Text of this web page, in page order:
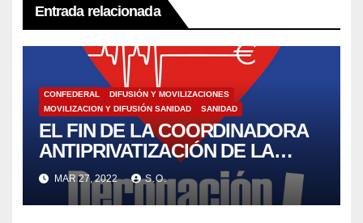
Entrada relacionada
CONFEDERAL
DIFUSIÓN Y MOVILIZACIONES
MOVILIZACION Y DIFUSIÓN SANIDAD
SANIDAD
EL FIN DE LA COORDINADORA
ANTIPRIVATIZACIÓN DE LA
SANIDAD CAS. (Coordinadora
Antiprivatización de la Sanidad)
MAR 27, 2022 S.O.